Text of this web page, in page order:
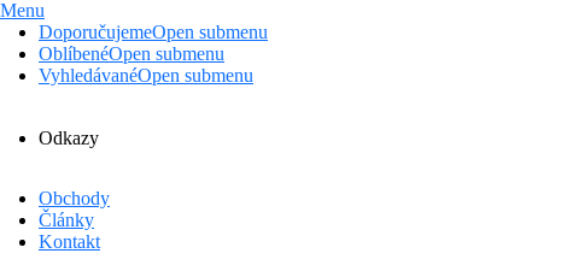
Menu
DoporučujemeOpen submenu
OblíbenéOpen submenu
VyhledávanéOpen submenu
Odkazy
Obchody
Články
Kontakt